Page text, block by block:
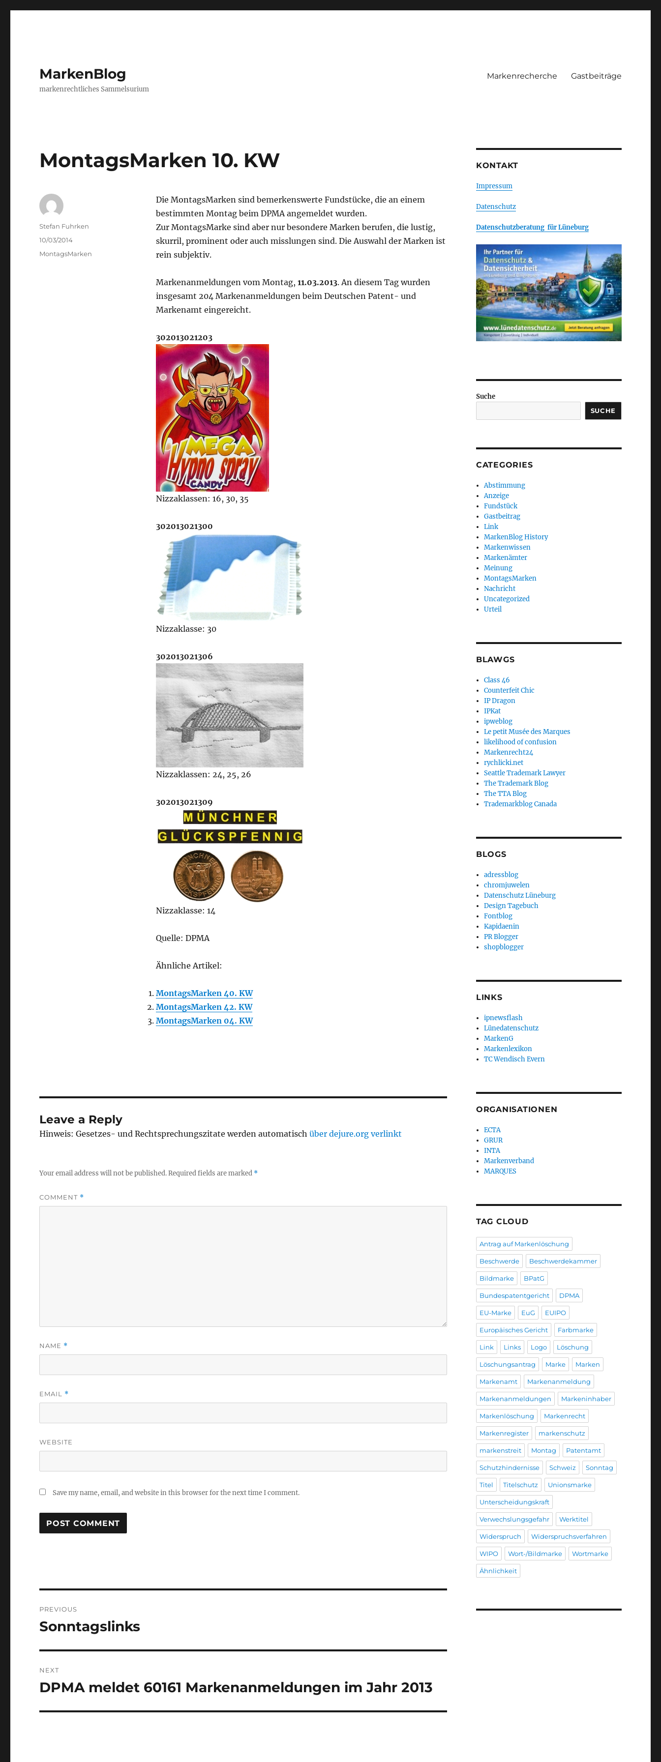
MarkenBlog
markenrechtliches Sammelsurium
Markenrecherche Gastbeiträge
MontagsMarken 10. KW
Die MontagsMarken sind bemerkenswerte Fundstücke, die an einem
bestimmten Montag beim DPMA angemeldet wurden.
Zur MontagsMarke sind aber nur besondere Marken berufen, die lustig,
skurril, prominent oder auch misslungen sind. Die Auswahl der Marken ist
rein subjektiv.
Markenanmeldungen vom Montag, 11.03.2013. An diesem Tag wurden
insgesamt 204 Markenanmeldungen beim Deutschen Patent- und
Markenamt eingereicht.
302013021203
Nizzaklassen: 16, 30, 35
302013021300
Nizzaklasse: 30
302013021306
Nizzaklassen: 24, 25, 26
302013021309
Nizzaklasse: 14
Quelle: DPMA
Ähnliche Artikel:
MontagsMarken 40. KW
MontagsMarken 42. KW
MontagsMarken 04. KW
Author
Stefan Fuhrken
Posted
10/03/2014
Categories
MontagsMarken
Leave a Reply
Hinweis: Gesetzes- und Rechtsprechungszitate werden automatischüber dejure.org verlinkt
Your email address will not be published.Required fields are marked *
COMMENT *
NAME *
EMAIL *
WEBSITE
Save my name, email, and website in this browser for the next time I comment.
navigation
PREVIOUS
Previous
Sonntagslinks
NEXT
Next
DPMA meldet 60161 Markenanmeldungen im Jahr 2013
KONTAKT
Impressum
Datenschutz
Datenschutzberatung für Lüneburg
Suche
SUCHE
CATEGORIES
Abstimmung
Anzeige
Fundstück
Gastbeitrag
Link
MarkenBlog History
Markenwissen
Markenämter
Meinung
MontagsMarken
Nachricht
Uncategorized
Urteil
BLAWGS
Class 46
Counterfeit Chic
IP Dragon
IPKat
ipweblog
Le petit Musée des Marques
likelihood of confusion
Markenrecht24
rychlicki.net
Seattle Trademark Lawyer
The Trademark Blog
The TTA Blog
Trademarkblog Canada
BLOGS
adressblog
chromjuwelen
Datenschutz Lüneburg
Design Tagebuch
Fontblog
Kapidaenin
PR Blogger
shopblogger
LINKS
ipnewsflash
Lünedatenschutz
MarkenG
Markenlexikon
TC Wendisch Evern
ORGANISATIONEN
ECTA
GRUR
INTA
Markenverband
MARQUES
TAG CLOUD
Antrag auf Markenlöschung
Beschwerde Beschwerdekammer
Bildmarke BPatG
Bundespatentgericht DPMA
EU-Marke EuG EUIPO
Europäisches Gericht Farbmarke
Link Links Logo Löschung
Löschungsantrag Marke Marken
Markenamt Markenanmeldung
Markenanmeldungen Markeninhaber
Markenlöschung Markenrecht
Markenregister markenschutz
markenstreit Montag Patentamt
Schutzhindernisse Schweiz Sonntag
Titel Titelschutz Unionsmarke
Unterscheidungskraft
Verwechslungsgefahr Werktitel
Widerspruch Widerspruchsverfahren
WIPO Wort-/Bildmarke Wortmarke
Ähnlichkeit